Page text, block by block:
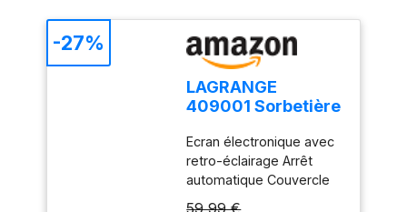
LAGRANGE
409001 Sorbetière
Cuve 1,5 L
Framboise
Ecran électronique avec
retro-éclairage Arrêt
automatique Couvercle
59,99 €
-27%